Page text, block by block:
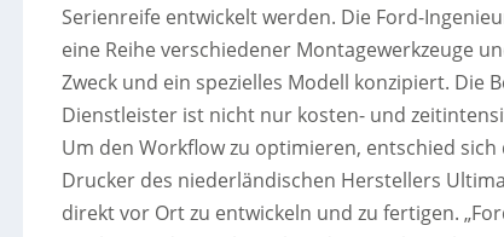
Serienreife entwickelt werden. Die Ford-
eine Reihe verschiedener Montagewerkzeuge
Zweck und ein spezielles Modell konzipiert. Die
Dienstleister ist nicht nur kosten- und
Um den Workflow zu optimieren, entschied
Drucker des niederländischen Herstellers
direkt vor Ort zu entwickeln und zu fertigen.